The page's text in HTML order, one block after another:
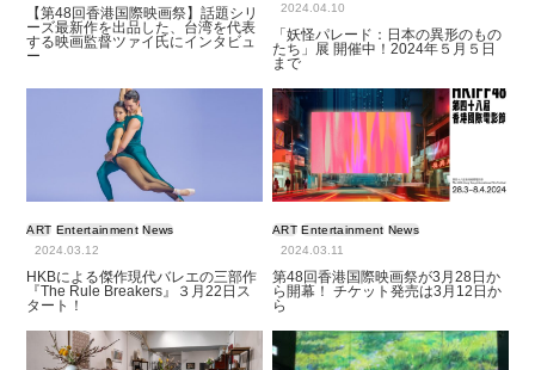
【第48回香港国際映画祭】話題シリ
ーズ最新作を出品した、台湾を代表
する映画監督ツァイ氏にインタビュ
ー
2024.04.10
「妖怪パレード：日本の異形のもの
たち」展 開催中！2024年５月５日
まで
ART Entertainment News
2024.03.12
HKBによる傑作現代バレエの三部作
『The Rule Breakers』３月22日ス
タート！
ART Entertainment News
2024.03.11
第48回香港国際映画祭が3月28日か
ら開幕！ チケット発売は3月12日か
ら